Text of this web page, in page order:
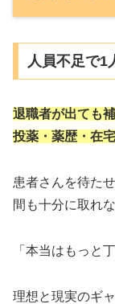
人員不足で1
退職者が出ても
投薬・薬歴・在
患者さんを待た
間も十分に取れな
「本当はもっと
理想と現実のギ